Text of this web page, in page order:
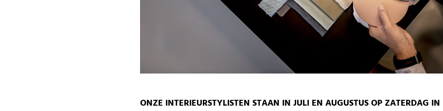
ONZE INTERIEURSTYLISTEN STAAN IN JULI EN AUGUSTUS OP ZATERDAG